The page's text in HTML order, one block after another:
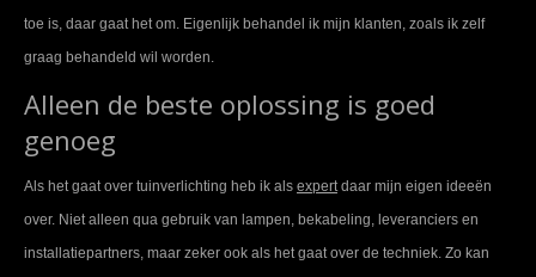
toe is, daar gaat het om. Eigenlijk behandel ik mijn klanten, zoals ik zelf
graag behandeld wil worden.
Alleen de beste oplossing is goed
genoeg
Als het gaat over tuinverlichting heb ik als expertdaar mijn eigen ideeën
over. Niet alleen qua gebruik van lampen, bekabeling, leveranciers en
installatiepartners, maar zeker ook als het gaat over de techniek. Zo kan